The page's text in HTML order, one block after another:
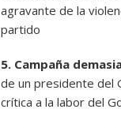
agravante de la
partido
5. Campaña
de un presidente del
crítica a la labor del